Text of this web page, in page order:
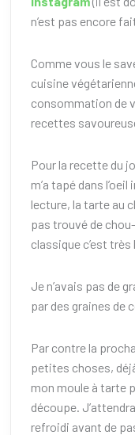
n’est pas encore
Comme vous le
cuisine
consommation de
recettes
Pour la recette du
m’a tapé dans
lecture, la tarte au
pas trouvé de
classique c’est
Je n’avais pas de
par des graines de
Par contre la
petites choses,
mon moule à tarte
découpe.
refroidi avant de